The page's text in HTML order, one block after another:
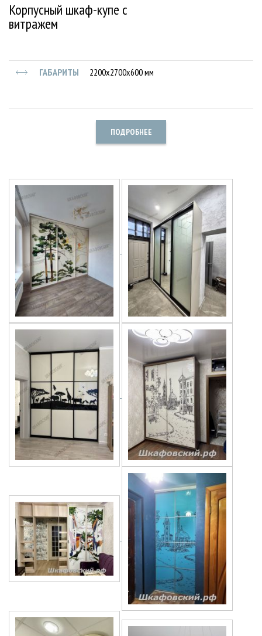
Корпусный шкаф-купе с
витражем
ГАБАРИТЫ 2200х2700х600 мм
ПОДРОБНЕЕ